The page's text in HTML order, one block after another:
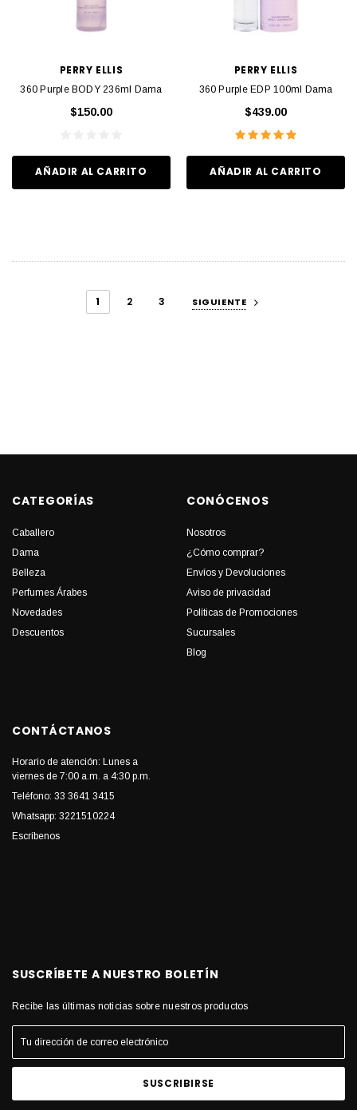
PERRY ELLIS
360 Purple BODY 236ml Dama
$150.00
AÑADIR AL CARRITO
PERRY ELLIS
360 Purple EDP 100ml Dama
$439.00
AÑADIR AL CARRITO
1 2 3 SIGUIENTE
CATEGORÍAS
Caballero
Dama
Belleza
Perfumes Árabes
Novedades
Descuentos
CONÓCENOS
Nosotros
¿Cómo comprar?
Envíos y Devoluciones
Aviso de privacidad
Políticas de Promociones
Sucursales
Blog
CONTÁCTANOS
Horario de atención: Lunes a
viernes de 7:00 a.m. a 4:30 p.m.
Teléfono: 33 3641 3415
Whatsapp: 3221510224
Escríbenos
SUSCRÍBETE A NUESTRO BOLETÍN
Recibe las últimas noticias sobre nuestros productos